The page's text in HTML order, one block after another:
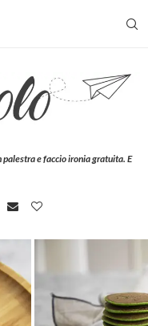
e faccio ironia gratuita. E